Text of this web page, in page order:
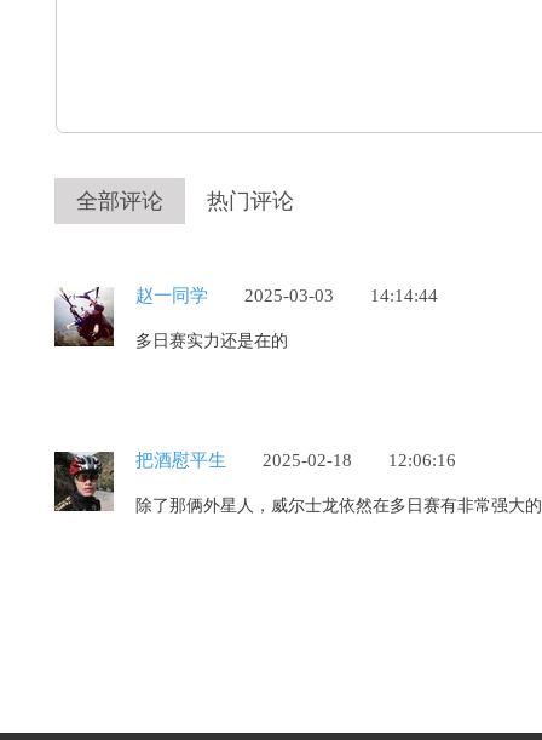
全部评论 热门评论
赵一同学 2025-03-03 14:14:44
多日赛实力还是在的
把酒慰平生 2025-02-18 12:06:16
除了那俩外星人，威尔士龙依然在多日赛有非常强大